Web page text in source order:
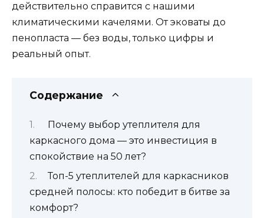
действительно справится с нашими
климатическими качелями. От эковаты до
пенопласта — без воды, только цифры и
реальный опыт.
Содержание
Почему выбор утеплителя для
каркасного дома — это инвестиция в
спокойствие на 50 лет?
Топ-5 утеплителей для каркасников
средней полосы: кто победит в битве за
комфорт?